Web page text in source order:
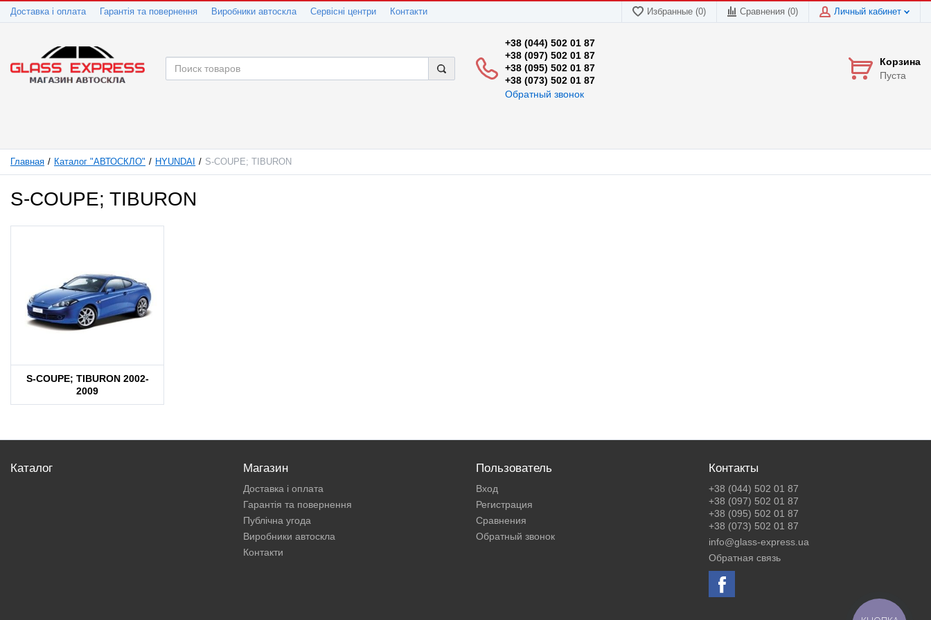
Доставка і оплата Гарантія та повернення Виробники автоскла Сервісні центри Контакти Избранные (0) Сравнения (0) Личный кабинет
+38 (044) 502 01 87
+38 (097) 502 01 87
+38 (095) 502 01 87
+38 (073) 502 01 87
Обратный звонок
Корзина
Пуста
Главная Каталог "АВТОСКЛО" HYUNDAI S-COUPE; TIBURON
S-COUPE; TIBURON
S-COUPE; TIBURON 2002-
2009
Каталог Магазин
Доставка і оплата
Гарантія та повернення
Публічна угода
Виробники автоскла
Контакти
Пользователь
Вход
Регистрация
Сравнения
Обратный звонок
Контакты
+38 (044) 502 01 87
+38 (097) 502 01 87
+38 (095) 502 01 87
+38 (073) 502 01 87
info@glass-express.ua
Обратная связь